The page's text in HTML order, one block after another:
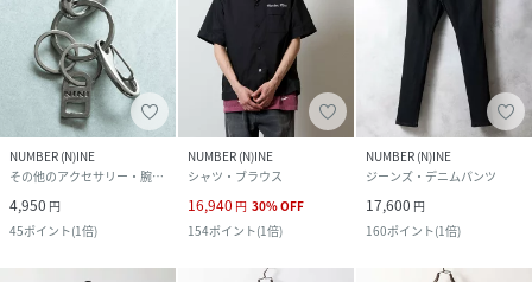
NUMBER (N)INE
その他のアクセサリー・腕時計
4,950 円
45ポイント(1倍)
NUMBER (N)INE
シャツ・ブラウス
16,940 円 30%OFF
154ポイント(1倍)
NUMBER (N)INE
ジーンズ・デニムパンツ
17,600 円
160ポイント(1倍)